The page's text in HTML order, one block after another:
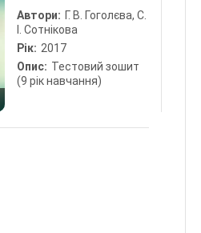
Автори: Г. В. Гоголєва, С.
І. Сотнікова
Рік: 2017
Опис: Тестовий зошит
(9 рік навчання)